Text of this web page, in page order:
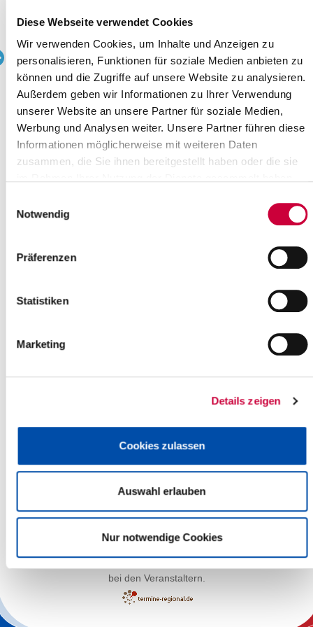
Diese Webseite verwendet Cookies
Wir verwenden Cookies, um Inhalte und Anzeigen zu
personalisieren, Funktionen für soziale Medien anbieten zu
können und die Zugriffe auf unsere Website zu analysieren.
Außerdem geben wir Informationen zu Ihrer Verwendung
unserer Website an unsere Partner für soziale Medien,
Werbung und Analysen weiter. Unsere Partner führen diese
Informationen möglicherweise mit weiteren Daten
zusammen, die Sie ihnen bereitgestellt haben oder die sie
Notwendig
Präferenzen
Statistiken
Marketing
Details zeigen
Cookies zulassen
Auswahl erlauben
Nur notwendige Cookies
Ev.-Luth. Kirchengemeinde Wilster, Am Markt 12 a ,Wilster
Kirche
Quelle : Ev.-Luth. Kirchengemeinde Wilster
Quelle
Ev.-Luth. Kirchengemeinde Wilster
Am Markt 12a
25554 Wilster
Zurück zur Auswahl
+
Leaflet| ©OpenStreetMapcontributors
bei den Veranstaltern.